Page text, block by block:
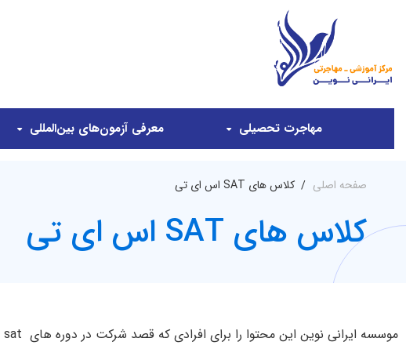
مهاجرت تحصیلی معرفی آزمون‌های بین‌المللی
صفحه اصلی کلاس های SAT اس ای تی
کلاس های SAT اس ای تی